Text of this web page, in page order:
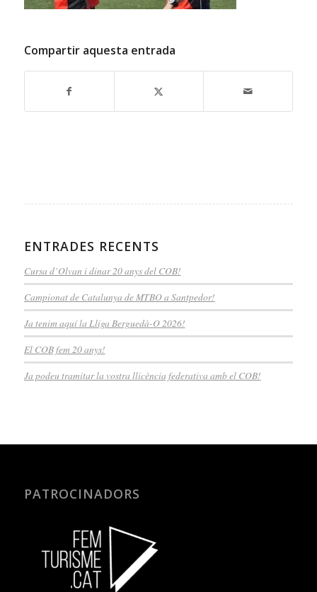
Compartir aquesta entrada
ENTRADES RECENTS
Cursa d’Olvan i dinar 20 anys del COB!
Campionat de Catalunya de MTBO a Santpedor!
Ja tenim aquí la Lliga Berguedà-O 2026!
El COB fem 20 anys!
Ja podeu tramitar la vostra llicència federativa amb el COB!
PATROCINADORS